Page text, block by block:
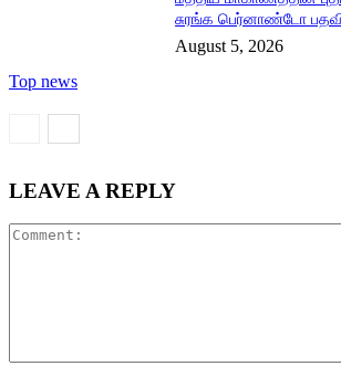
Top news
சுரங்க பெர்னாண்டோ
August 5, 2026
LEAVE A REPLY